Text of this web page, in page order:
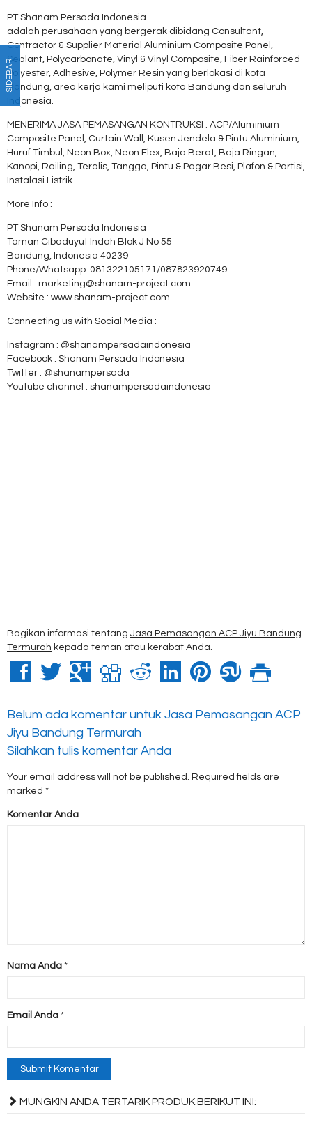
PT Shanam Persada Indonesia
adalah perusahaan yang bergerak dibidang Consultant,
Contractor & Supplier Material Aluminium Composite Panel,
Sealant, Polycarbonate, Vinyl & Vinyl Composite, Fiber Rainforced
Polyester, Adhesive, Polymer Resin yang berlokasi di kota
Bandung, area kerja kami meliputi kota Bandung dan seluruh
Indonesia.
MENERIMA JASA PEMASANGAN KONTRUKSI : ACP/Aluminium
Composite Panel, Curtain Wall, Kusen Jendela & Pintu Aluminium,
Huruf Timbul, Neon Box, Neon Flex, Baja Berat, Baja Ringan,
Kanopi, Railing, Teralis, Tangga, Pintu & Pagar Besi, Plafon & Partisi,
Instalasi Listrik.
More Info :
PT Shanam Persada Indonesia
Taman Cibaduyut Indah Blok J No 55
Bandung, Indonesia 40239
Phone/Whatsapp: 081322105171/087823920749
Email : marketing@shanam-project.com
Website : www.shanam-project.com
Connecting us with Social Media :
Instagram : @shanampersadaindonesia
Facebook : Shanam Persada Indonesia
Twitter : @shanampersada
Youtube channel : shanampersadaindonesia
Bagikan informasi tentang Jasa Pemasangan ACP Jiyu Bandung
Termurah kepada teman atau kerabat Anda.
Belum ada komentar untuk Jasa Pemasangan ACP
Jiyu Bandung Termurah
Silahkan tulis komentar Anda
Your email address will not be published. Required fields are
marked *
Komentar Anda
Nama Anda *
Email Anda *
MUNGKIN ANDA TERTARIK PRODUK BERIKUT INI:
SIDEBAR